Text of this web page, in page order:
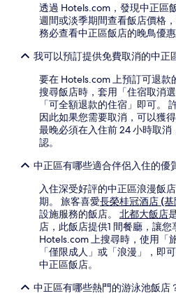
透過 Hotels.com，發現中正區
週間或淡季期間查看飯店價格
務必查看中正區飯店的晚鳥優惠
我可以預訂提供免費取消的中正
要在 Hotels.com 上預訂可退款
搜尋飯店時，套用「住宿取消
「可全額退款的住宿」即可。
因此如果您需要取消，可以獲
最晚必須在入住前 24 小時取
認。
中正區有哪些適合伴侶入住的優
入住深受好評的中正區浪漫飯
期。 旅客喜愛長榮桂冠酒店 (基
設施服務的飯店。 北都大飯店
店，此飯店提供1 間餐廳，讓
Hotels.com 上搜尋時，使用「
「僅限成人」或「浪漫」，即
中正區飯店。
中正區有哪些熱門的游泳池飯店